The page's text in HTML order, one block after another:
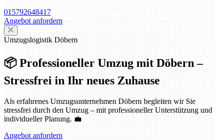
015792648417
Angebot anfordern
Umzugslogistik Döbern
📦 Professioneller Umzug mit Döbern –
Stressfrei in Ihr neues Zuhause
Als erfahrenes Umzugsunternehmen Döbern begleiten wir Sie
stressfrei durch den Umzug – mit professioneller Unterstützung und
individueller Planung. 💼
Angebot anfordern